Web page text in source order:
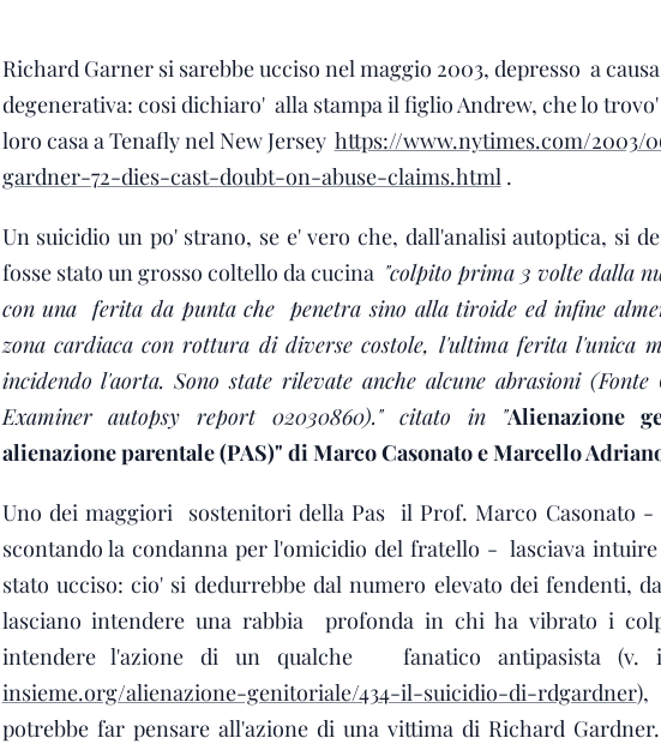
Richard Garner si sarebbe ucciso nel maggio 2003, depresso a
degenerativa: cosi dichiaro' alla stampa il figlio Andrew, che lo
loro casa a Tenafly nel New Jersey https://www.nytimes.com/
gardner-72-dies-cast-doubt-on-abuse-claims.html.
Un suicidio un po' strano, se e' vero che, dall'analisi autoptica, si
fosse stato un grosso coltello da cucina "colpito prima 3 volte dalla
con una ferita da punta che penetra sino alla tiroide ed infine
zona cardiaca con rottura di diverse costole, l'ultima ferita l'unica
incidendo l'aorta. Sono state rilevate anche alcune abrasioni
Examiner autopsy report 02030860)." citato in "Alienazione
alienazione parentale (PAS)" di Marco Casonato e Marcello
Uno dei maggiori sostenitori della Pas il Prof. Marco Casonato -
scontando la condanna per l'omicidio del fratello - lasciava
stato ucciso: cio' si dedurrebbe dal numero elevato dei fendenti,
lasciano intendere una rabbia profonda in chi ha vibrato i
intendere l'azione di un qualche fanatico antipasista (v.
insieme.org/alienazione-genitoriale/434-il-suicidio-di-rdgardner),
potrebbe far pensare all'azione di una vittima di Richard